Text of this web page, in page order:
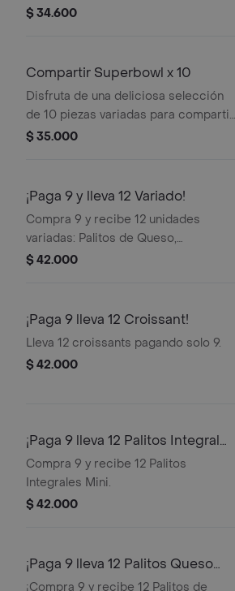
chocolate oscuro con sutiles notas
chocolate. ¡El contraste perfecto!.
$ 34.600
Compartir Superbowl x 10
Disfruta de una deliciosa selección
de 10 piezas variadas para compartir
en familia o con amigos: Croissants,
todos.
$ 35.000
¡Paga 9 y lleva 12 Variado!
Compra 9 y recibe 12 unidades
variadas: Palitos de Queso,
Croissants y Galletas.
$ 42.000
¡Paga 9 lleva 12 Croissant!
Lleva 12 croissants pagando solo 9.
$ 42.000
¡Paga 9 lleva 12 Palitos Integral
Mini!
Compra 9 y recibe 12 Palitos
Integrales Mini.
$ 42.000
¡Paga 9 lleva 12 Palitos Queso
Mini!
¡Compra 9 y recibe 12 Palitos de